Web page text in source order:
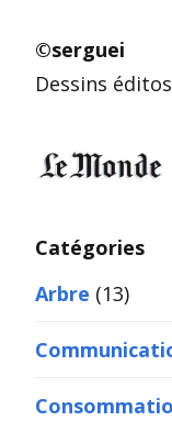
©serguei
Dessins
Catégories
Arbre (13)